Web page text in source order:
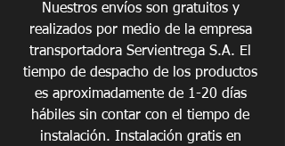
Nuestros envíos son gratuitos y
realizados por medio de la empresa
transportadora Servientrega S.A. El
tiempo de despacho de los productos
es aproximadamente de 1-20 días
hábiles sin contar con el tiempo de
instalación. Instalación gratis en